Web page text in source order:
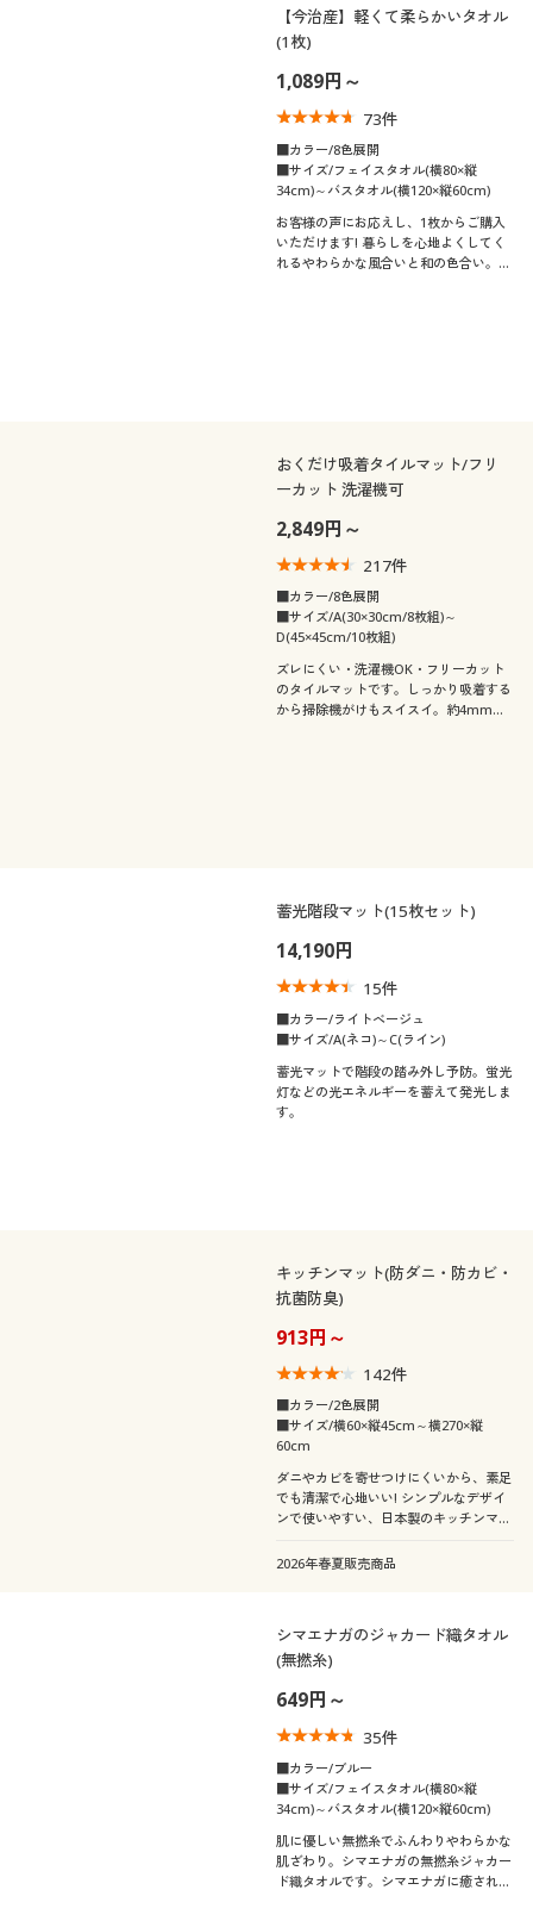
【今治産】軽くて柔らかいタオル
(1枚)
1,089円～
73件
■カラー/8色展開
■サイズ/フェイスタオル(横80×縦
34cm)～バスタオル(横120×縦60cm)
お客様の声にお応えし、1枚からご購入
いただけます! 暮らしを心地よくしてく
れるやわらかな風合いと和の色合い。今
おくだけ吸着タイルマット/フリ
ーカット 洗濯機可
2,849円～
217件
■カラー/8色展開
■サイズ/A(30×30cm/8枚組)～
D(45×45cm/10枚組)
ズレにくい・洗濯機OK・フリーカット
のタイルマットです。しっかり吸着する
から掃除機がけもスイスイ。約4mmの
蓄光階段マット(15枚セット)
14,190円
15件
■カラー/ライトベージュ
■サイズ/A(ネコ)～C(ライン)
蓄光マットで階段の踏み外し予防。蛍光
灯などの光エネルギーを蓄えて発光しま
す。
キッチンマット(防ダニ・防カビ・
抗菌防臭)
913円～
142件
■カラー/2色展開
■サイズ/横60×縦45cm～横270×縦
60cm
ダニやカビを寄せつけにくいから、素足
でも清潔で心地いい! シンプルなデザイ
ンで使いやすい、日本製のキッチンマッ
した。汚れても洗濯機で丸洗いできま
2026年春夏販売商品
シマエナガのジャカード織タオル
(無撚糸)
649円～
35件
■カラー/ブルー
■サイズ/フェイスタオル(横80×縦
34cm)～バスタオル(横120×縦60cm)
肌に優しい無撚糸でふんわりやわらかな
肌ざわり。シマエナガの無撚糸ジャカー
ド織タオルです。シマエナガに癒される